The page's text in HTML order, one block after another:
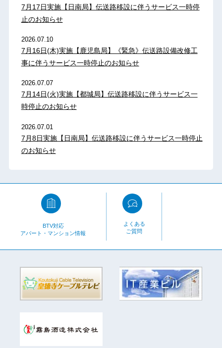
7月17日実施【日南局】伝送路移設に伴うサービス一時停
止のお知らせ
2026.07.10
7月16日(木)実施【鹿児島局】《緊急》伝送路設備改修工
事に伴うサービス一時停止のお知らせ
2026.07.07
7月14日(火)実施【都城局】伝送路移設に伴うサービス一
時停止のお知らせ
2026.07.01
7月8日実施【日南局】伝送路移設に伴うサービス一時停止
のお知らせ
BTV対応
アパート・マンション情報
よくある
ご質問